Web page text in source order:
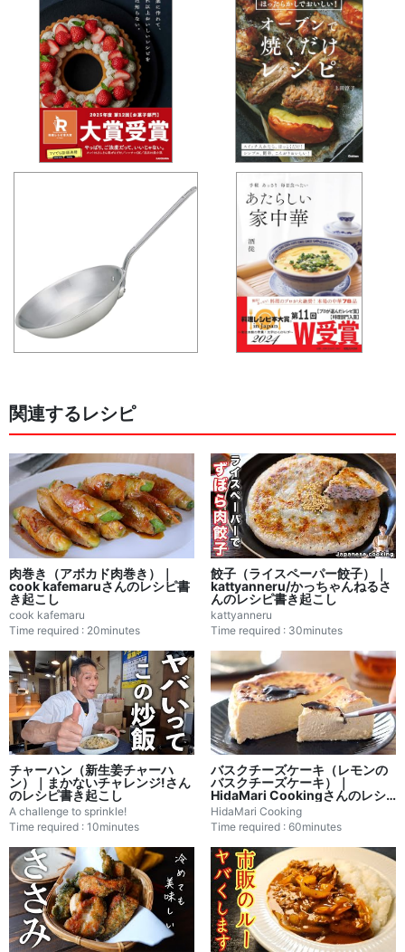
関連するレシピ
肉巻き（アボカド肉巻き）｜
cook kafemaruさんのレシピ書
き起こし
cook kafemaru
Time required : 20minutes
餃子（ライスペーパー餃子）｜
kattyanneru/かっちゃんねるさ
んのレシピ書き起こし
kattyanneru
Time required : 30minutes
チャーハン（新生姜チャーハ
ン）｜まかないチャレンジ!さん
のレシピ書き起こし
A challenge to sprinkle!
Time required : 10minutes
バスクチーズケーキ（レモンの
バスクチーズケーキ）｜
HidaMari Cookingさんのレシ
ピ書き起こし
HidaMari Cooking
Time required : 60minutes